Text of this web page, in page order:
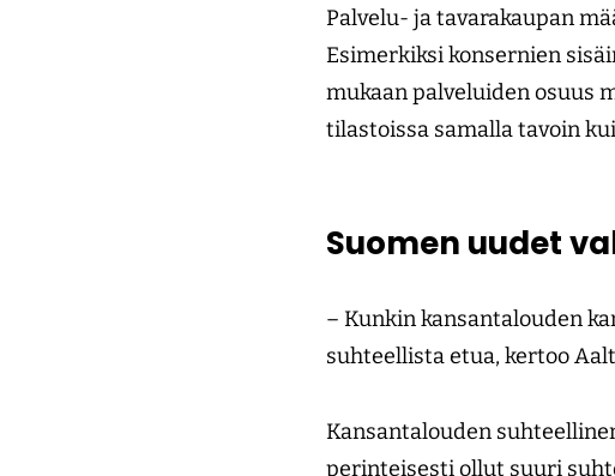
Palvelu- ja tavarakaupan
Esimerkiksi konsernien
mukaan palveluiden osuus
tilastoissa samalla tavoin
Suomen uudet
– Kunkin kansantalouden
suhteellista etua, kertoo
Kansantalouden
perinteisesti ollut suuri